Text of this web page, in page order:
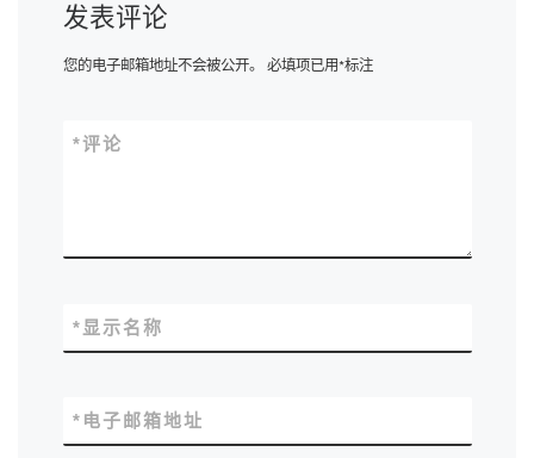
发表评论
您的电子邮箱地址不会被公开。 必填项已用*标注
评论
*
显示名称
*
电子邮箱地址
*